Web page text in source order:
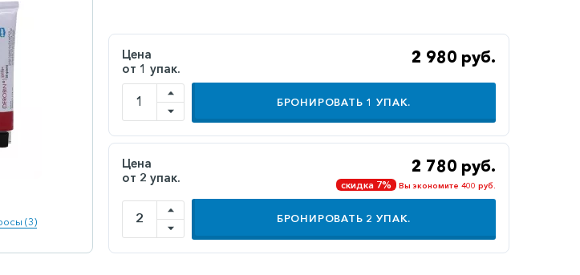
(3)
Цена
от 1 упак.
2 980 руб.
БРОНИРОВАТЬ 1 УПАК.
Цена
от 2 упак.
2 780 руб.
скидка 7% Вы экономите 400 руб.
БРОНИРОВАТЬ 2 УПАК.